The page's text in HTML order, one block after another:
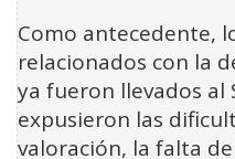
Como antecedente,
relacionados con la
ya fueron llevados al
expusieron las
valoración, la falta